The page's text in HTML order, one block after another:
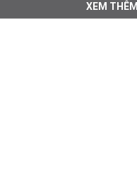
XEM THÊM